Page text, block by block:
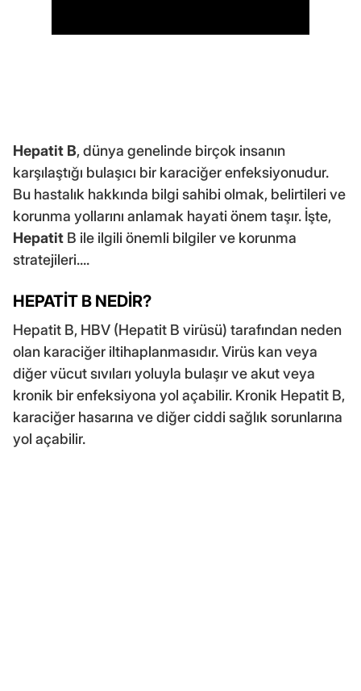
Hepatit B, dünya genelinde birçok insanın
karşılaştığı bulaşıcı bir karaciğer enfeksiyonudur.
Bu hastalık hakkında bilgi sahibi olmak, belirtileri ve
korunma yollarını anlamak hayati önem taşır. İşte,
Hepatit B ile ilgili önemli bilgiler ve korunma
stratejileri....
HEPATİT B NEDİR?
Hepatit B, HBV (Hepatit B virüsü) tarafından neden
olan karaciğer iltihaplanmasıdır. Virüs kan veya
diğer vücut sıvıları yoluyla bulaşır ve akut veya
kronik bir enfeksiyona yol açabilir. Kronik Hepatit B,
karaciğer hasarına ve diğer ciddi sağlık sorunlarına
yol açabilir.